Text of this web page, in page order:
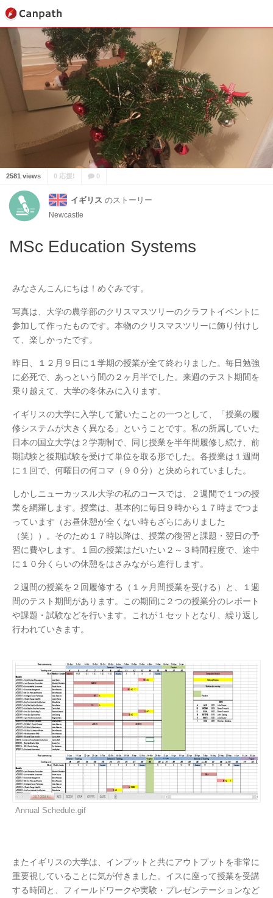
2581 views 0 応援! 0
イギリス のストーリー
Newcastle
MSc Education Systems
みなさんこんにちは！めぐみです。
写真は、大学の農学部のクリスマスツリーのクラフトイベントに
参加して作ったものです。本物のクリスマスツリーに飾り付けし
て、楽しかったです。
昨日、１２月９日に１学期の授業が全て終わりました。毎日勉強
に必死で、あっという間の２ヶ月半でした。来週のテスト期間を
乗り越えて、大学の冬休みに入ります。
イギリスの大学に入学して驚いたことの一つとして、「授業の履
修システムが大きく異なる」ということです。私の所属していた
日本の国立大学は２学期制で、同じ授業を半年間履修し続け、前
期試験と後期試験を受けて単位を取る形でした。各授業は１週間
に１回で、何曜日の何コマ（９０分）と決められていました。
しかしニューカッスル大学の私のコースでは、２週間で１つの授
業を網羅します。授業は、基本的に毎日９時から１７時までつま
っています（お昼休憩が全くない時もざらにありました
（笑））。そのため１７時以降は、授業の復習と課題・翌日の予
習に費やします。１回の授業はだいたい２～３時間程度で、途中
に１０分くらいの休憩をはさみながら進行します。
２週間の授業を２回履修する（１ヶ月間授業を受ける）と、１週
間のテスト期間があります。この期間に２つの授業分のレポート
や課題・試験などを行います。これが１セットとなり、繰り返し
行われていきます。
Annual Schedule.gif
またイギリスの大学は、インプットと共にアウトプットを非常に
重要視していることに気が付きました。イスに座って授業を受講
する時間と、フィールドワークや実験・プレゼンテーションなど